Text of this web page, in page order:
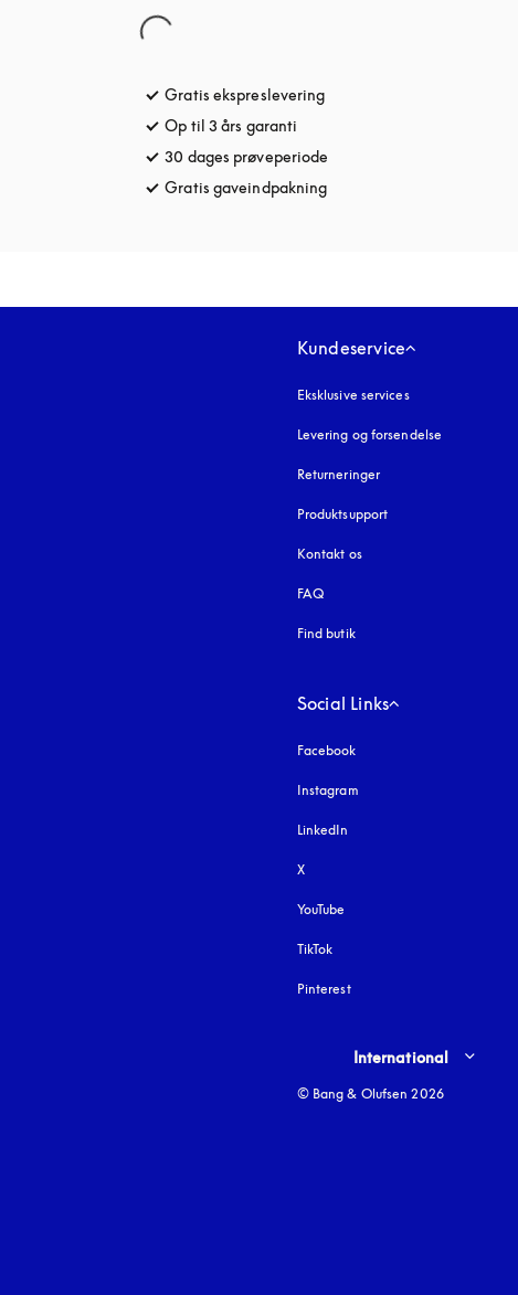
Gratis ekspreslevering
Op til 3 års garanti
30 dages prøveperiode
Gratis gaveindpakning
Kundeservice
Eksklusive services
Levering og forsendelse
Returneringer
Produktsupport
Kontakt os
FAQ
Find butik
Social Links
Facebook
Instagram
LinkedIn
X
YouTube
TikTok
Pinterest
Select country and language
International
© Bang & Olufsen 2026